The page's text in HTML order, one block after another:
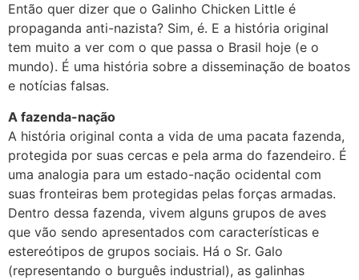
Então quer dizer que o Galinho Chicken Little é
propaganda anti-nazista? Sim, é. E a história original
tem muito a ver com o que passa o Brasil hoje (e o
mundo). É uma história sobre a disseminação de boatos
e notícias falsas.
A fazenda-nação
A história original conta a vida de uma pacata fazenda,
protegida por suas cercas e pela arma do fazendeiro. É
uma analogia para um estado-nação ocidental com
suas fronteiras bem protegidas pelas forças armadas.
Dentro dessa fazenda, vivem alguns grupos de aves
que vão sendo apresentados com características e
estereótipos de grupos sociais. Há o Sr. Galo
(representando o burguês industrial), as galinhas